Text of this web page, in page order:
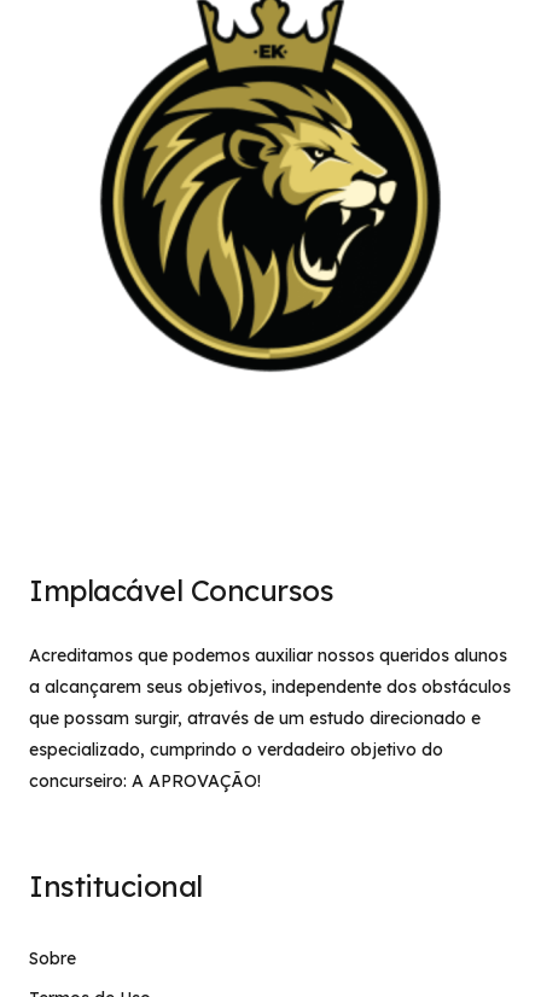
Implacável Concursos
Acreditamos que podemos auxiliar nossos queridos alunos
a alcançarem seus objetivos, independente dos obstáculos
que possam surgir, através de um estudo direcionado e
especializado, cumprindo o verdadeiro objetivo do
concurseiro: A APROVAÇÃO!
Institucional
Sobre